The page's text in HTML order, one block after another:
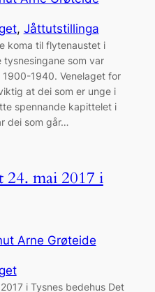
, Jåttutstillinga
koma til flytenaustet i
som var
1940. Venelaget for
at dei som er unge i
spennande kapittelet i
dei som går…
24. mai 2017 i
Arne Grøteide
i Tysnes bedehus Det